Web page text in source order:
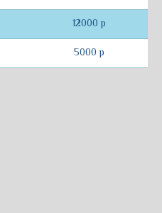
12000 р
5000 р